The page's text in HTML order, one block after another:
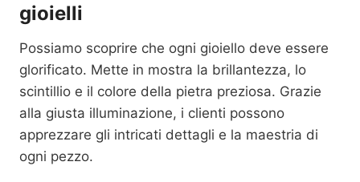
gioielli
Possiamo scoprire che ogni gioiello deve essere
glorificato. Mette in mostra la brillantezza, lo
scintillio e il colore della pietra preziosa. Grazie
alla giusta illuminazione, i clienti possono
apprezzare gli intricati dettagli e la maestria di
ogni pezzo.